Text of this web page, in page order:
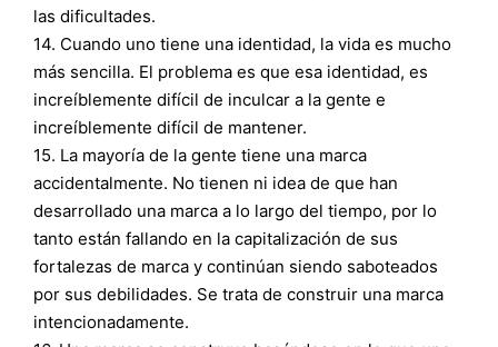
las dificultades.
14. Cuando uno tiene una identidad, la vida es mucho
más sencilla. El problema es que esa identidad, es
increíblemente difícil de inculcar a la gente e
increíblemente difícil de mantener.
15. La mayoría de la gente tiene una marca
accidentalmente. No tienen ni idea de que han
desarrollado una marca a lo largo del tiempo, por lo
tanto están fallando en la capitalización de sus
fortalezas de marca y continúan siendo saboteados
por sus debilidades. Se trata de construir una marca
intencionadamente.